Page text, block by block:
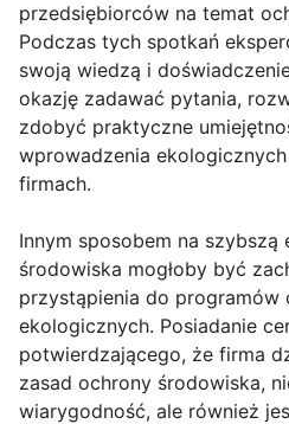
przedsiębiorców na temat
Podczas tych spotkań
swoją wiedzą i
okazję zadawać pytania,
zdobyć praktyczne
wprowadzenia
firmach.
Innym sposobem na
środowiska mogłoby być
przystąpienia do programów
ekologicznych. Posiadanie
potwierdzającego, że firma
zasad ochrony środowiska,
wiarygodność, ale również